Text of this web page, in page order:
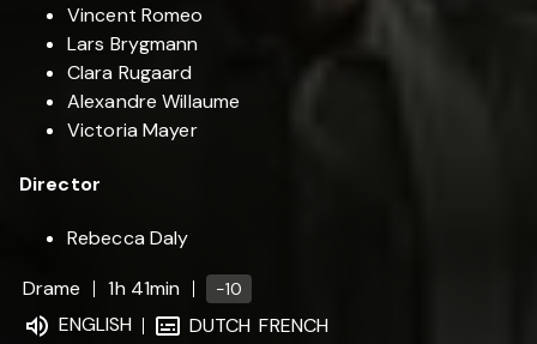
Vincent Romeo
Lars Brygmann
Clara Rugaard
Alexandre Willaume
Victoria Mayer
Director
Rebecca Daly
Drame
1h 41min -10
ENGLISH DUTCH FRENCH